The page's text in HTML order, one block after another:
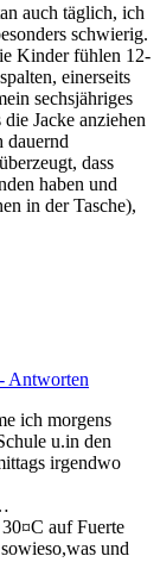
auch täglich, ich
schwierig.
Kinder fühlen 12-
einerseits
sechsjähriges
Jacke anziehen
dauernd
dass
haben und
in der Tasche),
Antworten
ich morgens
u.in den
irgendwo
auf Fuerte
und